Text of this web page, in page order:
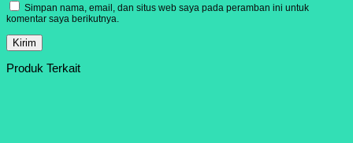
Simpan nama, email, dan situs web saya pada peramban ini untuk
komentar saya berikutnya.
Produk Terkait